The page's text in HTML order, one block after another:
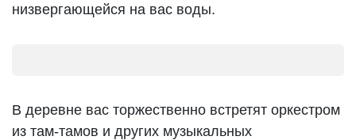
низвергающейся на вас воды.
В деревне вас торжественно встретят оркестром
из там-тамов и других музыкальных